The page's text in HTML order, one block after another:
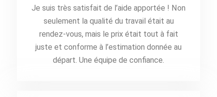
Je suis très satisfait de l’aide apportée ! Non
seulement la qualité du travail était au
rendez-vous, mais le prix était tout à fait
juste et conforme à l’estimation donnée au
départ. Une équipe de confiance.